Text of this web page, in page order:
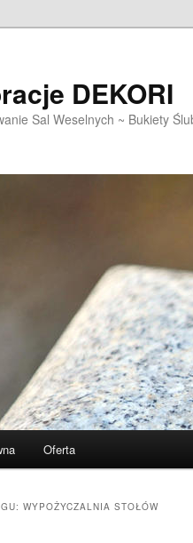
DEKORI
Sal Weselnych ~ Bukiety
Oferta
WYPOŻYCZALNIA STOŁÓW